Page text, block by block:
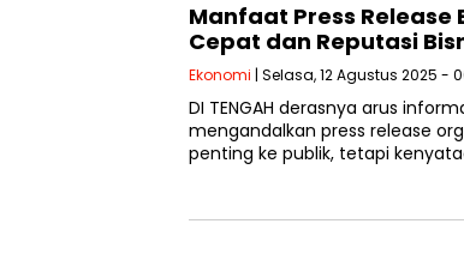
Manfaat Press
Cepat dan Reputasi
Ekonomi | Selasa, 12 Agustus 2025 -
DI TENGAH derasnya arus
mengandalkan press release
penting ke publik, tetapi